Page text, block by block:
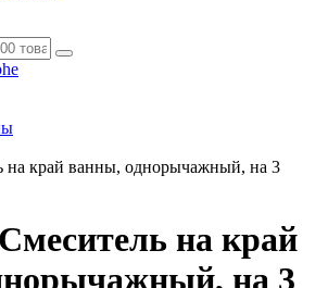
на край ванны, однорычажный, на 3
на край
на 3